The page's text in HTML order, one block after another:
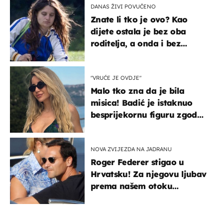
DANAS ŽIVI POVUČENO
Znate li tko je ovo? Kao
dijete ostala je bez oba
roditelja, a onda i bez
"VRUĆE JE OVDJE"
Malo tko zna da je bila
misica! Badić je istaknuo
besprijekornu figuru zgodne
NOVA ZVIJEZDA NA JADRANU
Roger Federer stigao u
Hrvatsku! Za njegovu ljubav
prema našem otoku